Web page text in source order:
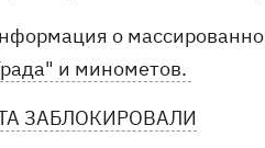
о
и минометов.
ЗАБЛОКИРОВАЛИ